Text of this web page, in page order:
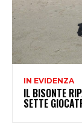
IN EVIDENZA
IL BISONTE
SETTE